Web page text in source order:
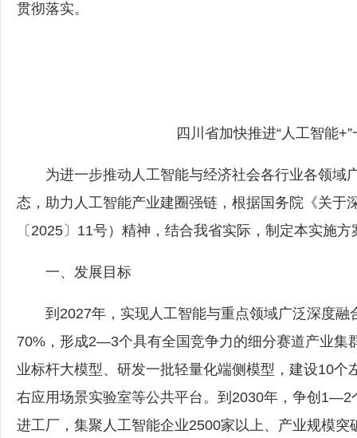
贯彻落实。
四川省加快推进“人工智能
为进一步推动人工智能与经济社会各行业各领域
态，助力人工智能产业建圈强链，根据国务院《关于
〔2025〕11号）精神，结合我省实际，制定本实施方
一、发展目标
到2027年，实现人工智能与重点领域广泛深度融
70%，形成2—3个具有全国竞争力的细分赛道产业集
业标杆大模型、研发一批轻量化端侧模型，建设10
右应用场景实验室等公共平台。到2030年，争创
进工厂，集聚人工智能企业2500家以上、产业规模